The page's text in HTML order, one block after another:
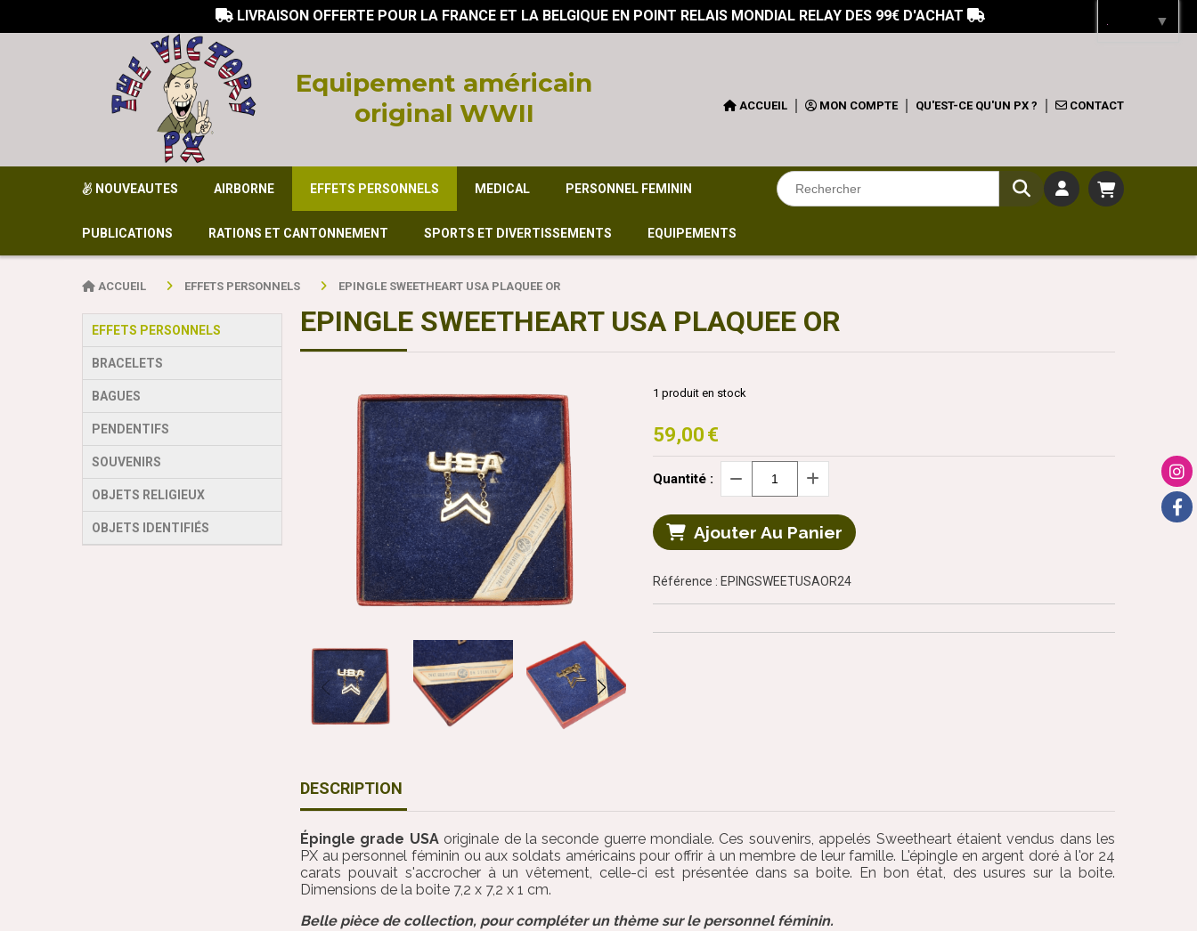
 LIVRAISON OFFERTE POUR LA FRANCE ET LA BELGIQUE EN POINT RELAIS MONDIAL RELAY DES 99€ D'ACHAT 
Equipement américain
original WWII
ACCUEIL MON COMPTE QU'EST-CE QU'UN PX ? CONTACT
NOUVEAUTES AIRBORNE EFFETS PERSONNELS MEDICAL PERSONNEL FEMININ
PUBLICATIONS RATIONS ET CANTONNEMENT SPORTS ET DIVERTISSEMENTS EQUIPEMENTS
EFFETS PERSONNELS
BRACELETS
BAGUES
PENDENTIFS
SOUVENIRS
OBJETS RELIGIEUX
OBJETS IDENTIFIÉS
ACCUEIL EFFETS PERSONNELS EPINGLE SWEETHEART USA PLAQUEE OR
EPINGLE SWEETHEART USA PLAQUEE OR
59,00 €
1 produit en stock
Quantité :
Ajouter Au Panier
Référence : EPINGSWEETUSAOR24
DESCRIPTION
Épingle grade USA originale de la seconde guerre mondiale. Ces souvenirs, appelés Sweetheart étaient vendus dans les
PX au personnel féminin ou aux soldats américains pour offrir à un membre de leur famille. L'épingle en argent doré à l'or 24
carats pouvait s'accrocher à un vêtement, celle-ci est présentée dans sa boite. En bon état, des usures sur la boite.
Dimensions de la boite 7,2 x 7,2 x 1 cm.
Belle pièce de collection, pour compléter un thème sur le personnel féminin.
▼